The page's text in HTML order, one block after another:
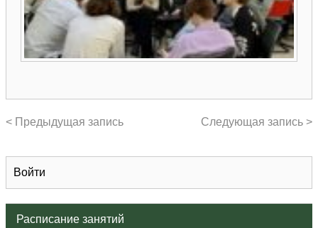
Войти
Расписание занятий
< Предыдущая запись Следующая запись >